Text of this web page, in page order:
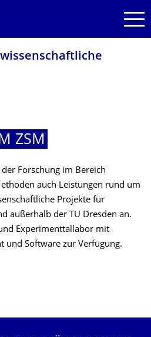
ZSM
Forschung im Bereich
auch Leistungen rund um
Projekte für
außerhalb der TU Dresden an.
Experimenttallabor mit
und Software zur Verfügung.